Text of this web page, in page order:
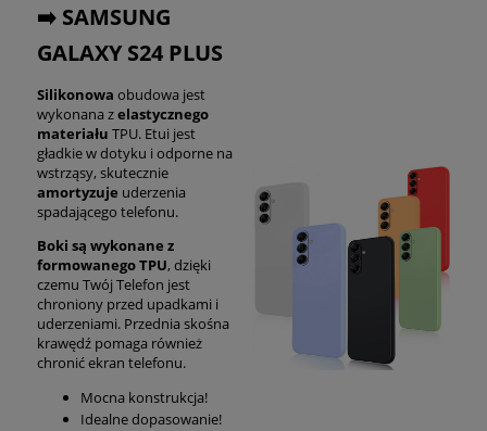
➡️ SAMSUNG
GALAXY S24 PLUS
Silikonowa obudowa jest
wykonana zelastycznego
materiału TPU. Etui jest
gładkie w dotyku i odporne na
wstrząsy, skutecznie
amortyzuje uderzenia
spadającego telefonu.
Boki są wykonane z
formowanego TPU, dzięki
czemu Twój Telefon jest
chroniony przed upadkami i
uderzeniami. Przednia skośna
krawędź pomaga również
chronić ekran telefonu.
Mocna konstrukcja!
Idealne dopasowanie!